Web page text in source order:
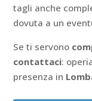
tagli anche
dovuta a un
Se ti servono
contattaci:
presenza in